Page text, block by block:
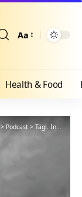
Aa
Health & Food
> Podcast> Tägl. Inspiration